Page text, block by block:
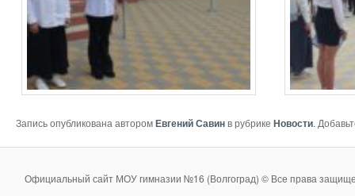
Запись опубликована авторомЕвгений Савинв рубрике Новости.
Официальный сайт МОУ гимназии №16 (Волгоград) © Все права